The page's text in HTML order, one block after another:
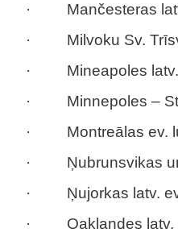
· Mančesteras
· Milvoku Sv.
· Mineapoles latv.
· Minnepoles – St.
· Montreālas ev.
· Ņubrunsvikas un
· Ņujorkas latv.
· Oaklandes latv.